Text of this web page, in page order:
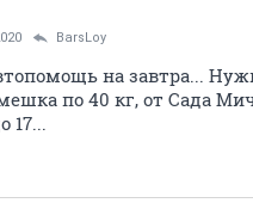
BarsLoy
на завтра...
по 40 кг, от Сада
17...